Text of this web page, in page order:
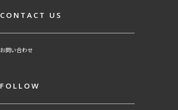
CONTACT US
お問い合わせ
FOLLOW